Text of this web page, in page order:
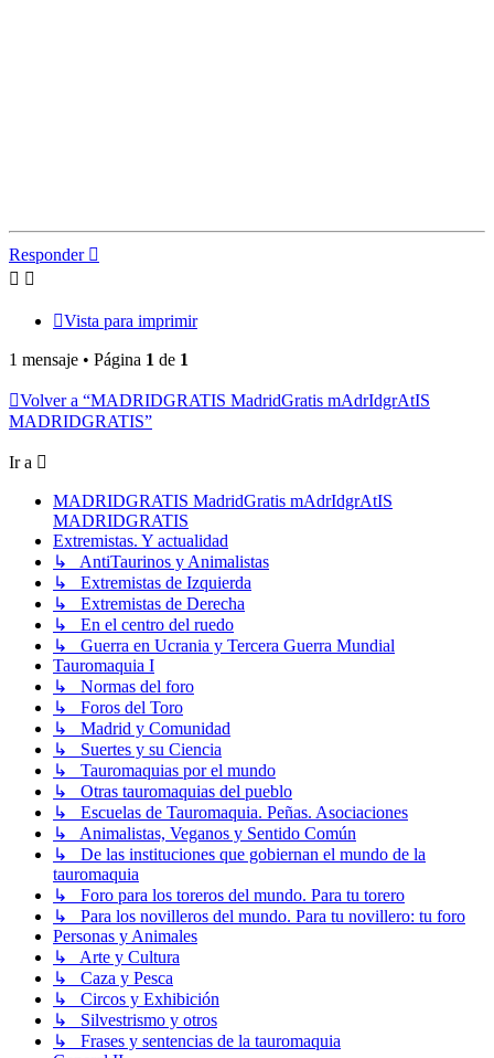
Responder
Vista para imprimir
1 mensaje • Página 1 de 1
Volver a “MADRIDGRATIS MadridGratis mAdrIdgrAtIS
MADRIDGRATIS”
Ir a
MADRIDGRATIS MadridGratis mAdrIdgrAtIS
MADRIDGRATIS
Extremistas. Y actualidad
↳ AntiTaurinos y Animalistas
↳ Extremistas de Izquierda
↳ Extremistas de Derecha
↳ En el centro del ruedo
↳ Guerra en Ucrania y Tercera Guerra Mundial
Tauromaquia I
↳ Normas del foro
↳ Foros del Toro
↳ Madrid y Comunidad
↳ Suertes y su Ciencia
↳ Tauromaquias por el mundo
↳ Otras tauromaquias del pueblo
↳ Escuelas de Tauromaquia. Peñas. Asociaciones
↳ Animalistas, Veganos y Sentido Común
↳ De las instituciones que gobiernan el mundo de la
tauromaquia
↳ Foro para los toreros del mundo. Para tu torero
↳ Para los novilleros del mundo. Para tu novillero: tu foro
Personas y Animales
↳ Arte y Cultura
↳ Caza y Pesca
↳ Circos y Exhibición
↳ Silvestrismo y otros
↳ Frases y sentencias de la tauromaquia